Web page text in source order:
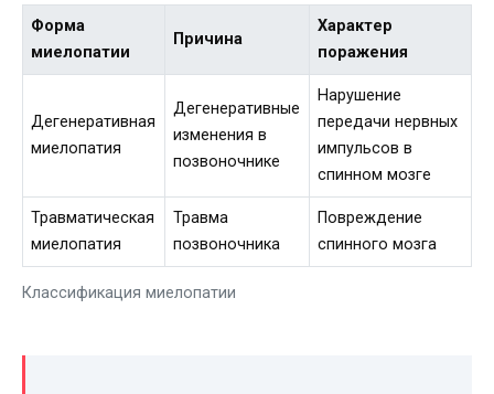
Классификация миелопатии
Форма
миелопатии
Причина
Характер
поражения
Дегенеративная
миелопатия
Дегенеративные
изменения в
позвоночнике
Нарушение
передачи нервных
импульсов в
спинном мозге
Травматическая
миелопатия
Травма
позвоночника
Повреждение
спинного мозга